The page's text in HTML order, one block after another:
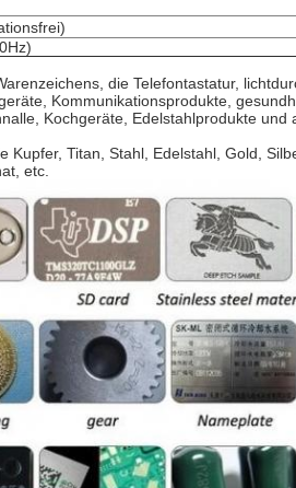
die Telefontastatur,
Kommunikationsprodukte,
Kochgeräte, Edelstahlprodukte und
Titan, Stahl, Edelstahl, Gold,
etc.